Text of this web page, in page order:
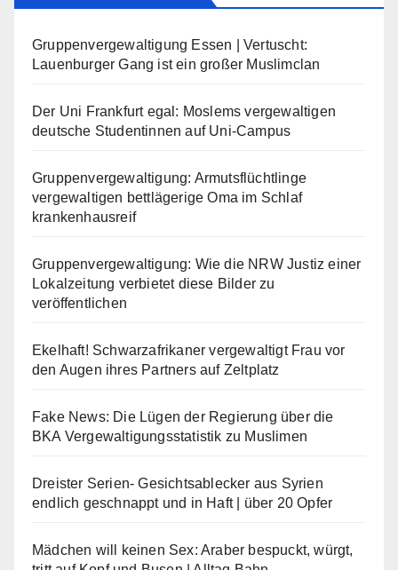
Gruppenvergewaltigung Essen | Vertuscht:
Lauenburger Gang ist ein großer Muslimclan
Der Uni Frankfurt egal: Moslems vergewaltigen
deutsche Studentinnen auf Uni-Campus
Gruppenvergewaltigung: Armutsflüchtlinge
vergewaltigen bettlägerige Oma im Schlaf
krankenhausreif
Gruppenvergewaltigung: Wie die NRW Justiz einer
Lokalzeitung verbietet diese Bilder zu
veröffentlichen
Ekelhaft! Schwarzafrikaner vergewaltigt Frau vor
den Augen ihres Partners auf Zeltplatz
Fake News: Die Lügen der Regierung über die
BKA Vergewaltigungsstatistik zu Muslimen
Dreister Serien- Gesichtsablecker aus Syrien
endlich geschnappt und in Haft | über 20 Opfer
Mädchen will keinen Sex: Araber bespuckt, würgt,